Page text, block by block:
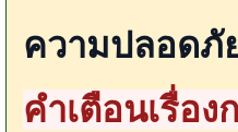
ความปลอดภั
คำเตือนเรื่อ